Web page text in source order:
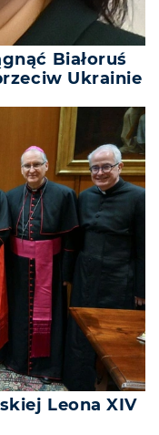
Białoruś
Ukrainie
Leona XIV